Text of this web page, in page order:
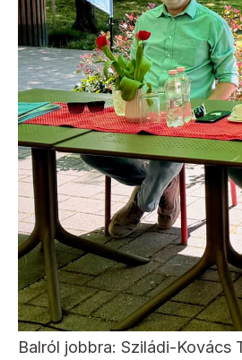
Balról jobbra: Sziládi-Kovács